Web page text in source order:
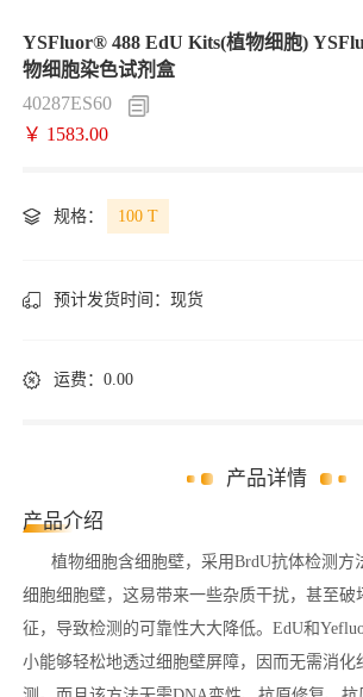
YSFluor® 488 EdU Kits(植物细胞)
物细胞染色试剂盒
40287ES60
￥ 1583.00
规格： 100 T
预计发货时间： 现货
运费：0.00
产品详情
产品介绍
植物细胞含细胞壁，采用BrdU抗体检测方
细胞细胞壁，这易带来一些杂质干扰，甚至破
征，导致检测的可靠性大大降低。EdU和
小能够轻松地透过细胞壁屏障，因而无需消化